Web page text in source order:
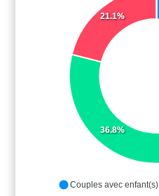
36.8%
21.1%
Couples avec enfant(s)